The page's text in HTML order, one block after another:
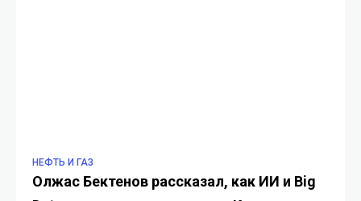
НЕФТЬ И ГАЗ
Олжас Бектенов рассказал, как ИИ и Big